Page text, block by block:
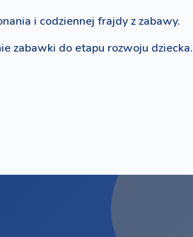
i codziennej frajdy z zabawy.
zabawki do etapu rozwoju dziecka.